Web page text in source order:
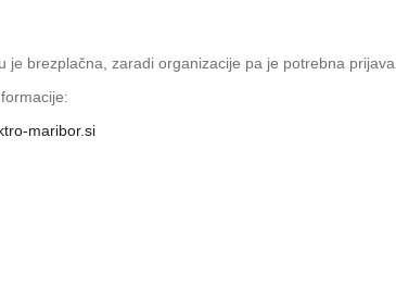
je brezplačna, zaradi organizacije pa je potrebna prijava.
maribor.si